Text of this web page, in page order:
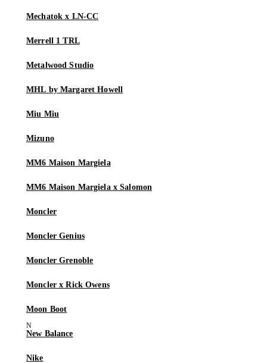
Mechatok x LN-CC
Merrell 1 TRL
Metalwood Studio
MHL by Margaret Howell
Miu Miu
Mizuno
MM6 Maison Margiela
MM6 Maison Margiela x Salomon
Moncler
Moncler Genius
Moncler Grenoble
Moncler x Rick Owens
Moon Boot
New Balance
Nike